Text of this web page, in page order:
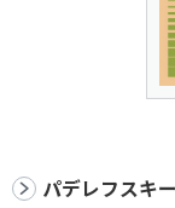
パデレフスキ